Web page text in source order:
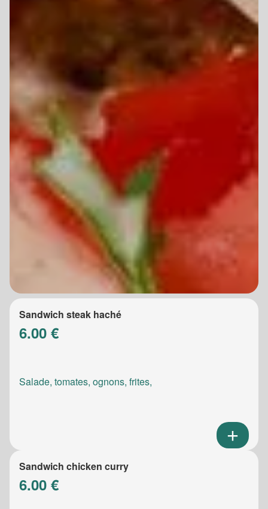
Sandwich steak haché
6.00 €
Salade, tomates, ognons, frites,
Sandwich chicken curry
6.00 €